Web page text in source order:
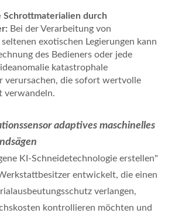
Schrottmaterialien durch
Bei der Verarbeitung von
exotischen Legierungen kann
des Bedieners oder jede
katastrophale
verursachen, die sofort wertvolle
verwandeln.
adaptives maschinelles
KI-Schneidetechnologie erstellen"
entwickelt, die einen
verlangen,
kontrollieren möchten und